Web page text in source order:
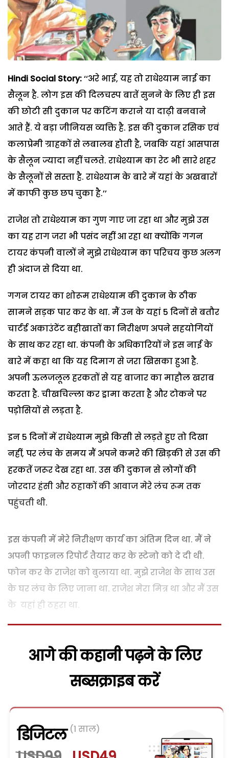
Hindi Social Story:‘‘अरे भाई, यह तो राधेश्याम नाई का
सैलून है. लोग इस की दिलचस्प बातें सुनने के लिए ही इस
की छोटी सी दुकान पर कटिंग कराने या दाढ़ी बनवाने
आते हैं. ये बड़ा जीनियस व्यक्ति है. इस की दुकान रसिक एवं
कलाप्रेमी ग्राहकों से लबालब होती है, जबकि यहां आसपास
के सैलून ज्यादा नहीं चलते. राधेश्याम का रेट भी सारे शहर
के सैलूनों से सस्ता है. राधेश्याम के बारे में यहां के अखबारों
में काफी कुछ छप चुका है.’’
राजेश तो राधेश्याम का गुण गाए जा रहा था और मुझे उस
का यह राग जरा भी पसंद नहीं आ रहा था क्योंकि गगन
टायर कंपनी वालों ने मुझे राधेश्याम का परिचय कुछ अलग
ही अंदाज से दिया था.
गगन टायर का शोरूम राधेश्याम की दुकान के ठीक
सामने सड़क पार कर के था. मैं उन के यहां 5 दिनों से बतौर
चार्टर्ड अकाउंटेंट बहीखातों का निरीक्षण अपने सहयोगियों
के साथ कर रहा था. कंपनी के अधिकारियों ने इस नाई के
बारे में कहा था कि यह दिमाग से जरा खिसका हुआ है.
अपनी ऊलजलूल हरकतों से यह बाजार का माहौल खराब
करता है. चीखचिल्ला कर ड्रामा करता है और टोकने पर
पड़ोसियों से लड़ता है.
इन 5 दिनों में राधेश्याम मुझे किसी से लड़ते हुए तो दिखा
नहीं, पर लंच के समय मैं अपने कमरे की खिड़की से उस की
हरकतें जरूर देख रहा था. उस की दुकान से लोगों की
जोरदार हंसी और ठहाकों की आवाज मेरे लंच रूम तक
पहुंचती थी.
इस कंपनी में मेरे निरीक्षण कार्य का अंतिम दिन था. मैं ने
अपनी फाइनल रिपोर्ट तैयार कर के स्टेनो को दे दी थी.
फोन कर के राजेश को बुलाया था. मुझे राजेश के साथ उस
के घर लंच के लिए जाना था. राजेश मेरा मित्र था और मैं उस
के यहां ही ठहरा था.
आगे की कहानी पढ़ने के लिए
सब्सक्राइब करें
डिजिटल (1 साल)